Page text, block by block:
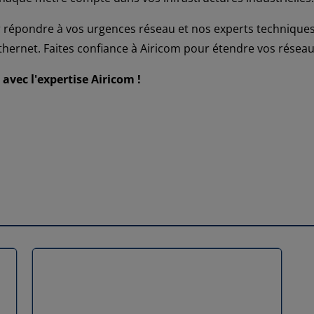
à vos urgences réseau et nos experts
Faites confiance à Airicom pour étendre vos
l'expertise Airicom !